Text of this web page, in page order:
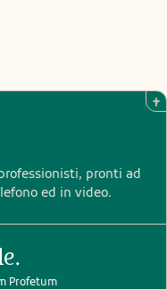
pronti ad
ed in video.
Profetum